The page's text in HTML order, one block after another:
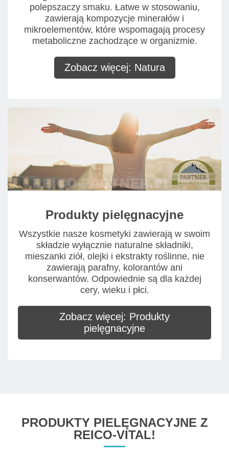
polepszaczy smaku. Łatwe w stosowaniu,
zawierają kompozycje minerałów i
mikroelementów, które wspomagają procesy
metaboliczne zachodzące w organizmie.
Zobacz więcej: Natura
Produkty pielęgnacyjne
Wszystkie nasze kosmetyki zawierają w swoim
składzie wyłącznie naturalne składniki,
mieszanki ziół, olejki i ekstrakty roślinne, nie
zawierają parafny, kolorantów ani
konserwantów. Odpowiednie są dla każdej
cery, wieku i płci.
Zobacz więcej: Produkty
pielęgnacyjne
PRODUKTY PIELĘGNACYJNE Z
REICO-VITAL!